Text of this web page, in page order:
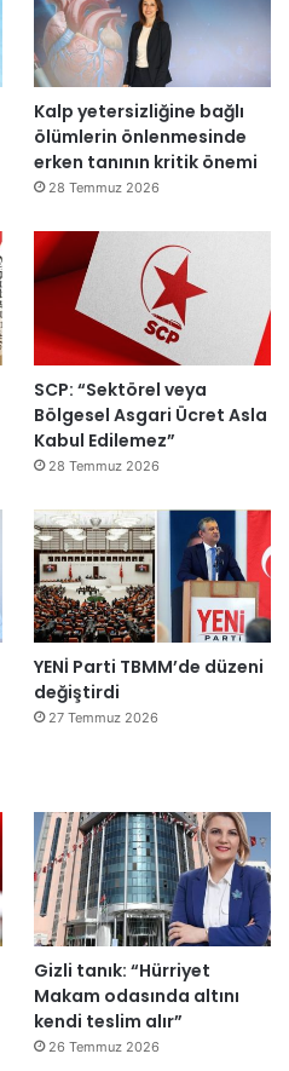
Kalp yetersizliğine bağlı
ölümlerin önlenmesinde
erken tanının kritik önemi
28 Temmuz 2026
SCP: “Sektörel veya
Bölgesel Asgari Ücret Asla
Kabul Edilemez”
28 Temmuz 2026
YENİ Parti TBMM’de düzeni
değiştirdi
27 Temmuz 2026
Gizli tanık: “Hürriyet
Makam odasında altını
kendi teslim alır”
26 Temmuz 2026